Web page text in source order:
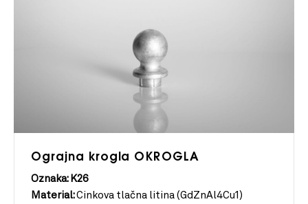
Ograjna krogla OKROGLA
Oznaka: K26
Material: Cinkova tlačna litina (GdZnAl4Cu1)